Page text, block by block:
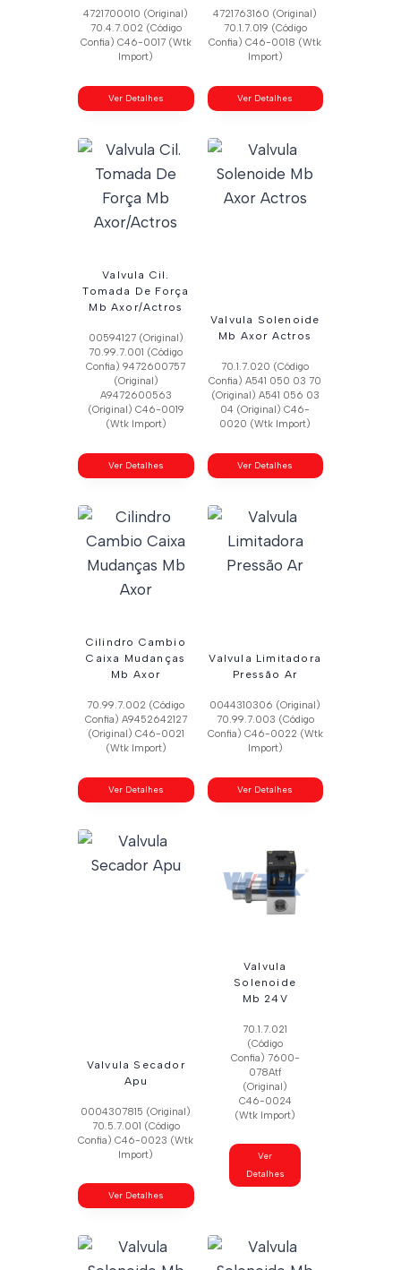
4721700010 (Original)
70.4.7.002 (Código
Confia) C46-0017 (Wtk
Import)
Ver Detalhes
4721763160 (Original)
70.1.7.019 (Código
Confia) C46-0018 (Wtk
Import)
Ver Detalhes
Valvula Cil.
Tomada De Força
Mb Axor/Actros
00594127 (Original)
70.99.7.001 (Código
Confia) 9472600757
(Original)
A9472600563
(Original) C46-0019
(Wtk Import)
Ver Detalhes
Valvula Solenoide
Mb Axor Actros
70.1.7.020 (Código
Confia) A541 050 03 70
(Original) A541 056 03
04 (Original) C46-
0020 (Wtk Import)
Ver Detalhes
Cilindro Cambio
Caixa Mudanças
Mb Axor
70.99.7.002 (Código
Confia) A9452642127
(Original) C46-0021
(Wtk Import)
Ver Detalhes
Valvula Limitadora
Pressão Ar
0044310306 (Original)
70.99.7.003 (Código
Confia) C46-0022 (Wtk
Import)
Ver Detalhes
Valvula Secador
Apu
0004307815 (Original)
70.5.7.001 (Código
Confia) C46-0023 (Wtk
Import)
Ver Detalhes
Valvula
Solenoide
Mb 24V
70.1.7.021
(Código
Confia) 7600-
078Atf
(Original)
C46-0024
(Wtk Import)
Ver
Detalhes